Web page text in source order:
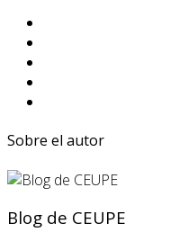
Sobre el autor
Blog de CEUPE